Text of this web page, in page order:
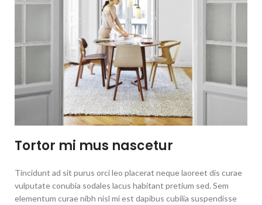
Tortor mi mus nascetur
Tincidunt ad sit purus orci leo placerat neque laoreet dis curae
vulputate conubia sodales lacus habitant pretium sed. Sem
elementum curae nibh nisl mi est dapibus cubilia suspendisse